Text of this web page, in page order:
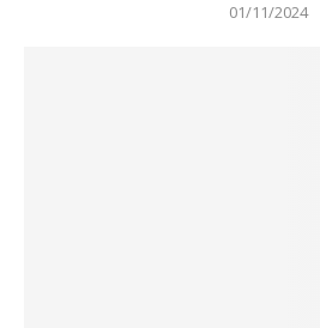
01/11/2024